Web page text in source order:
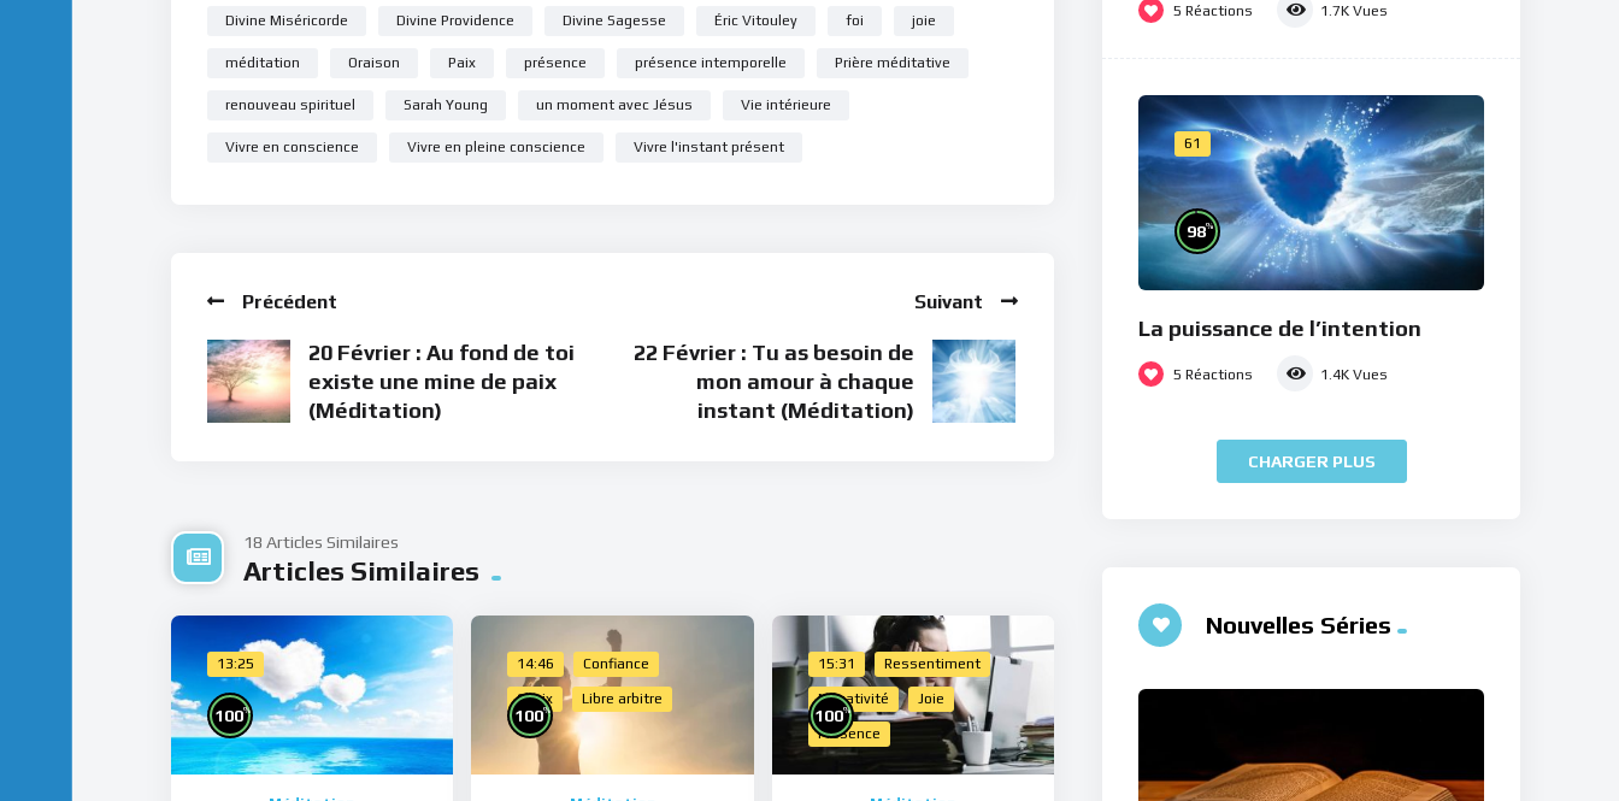
Divine Miséricorde Divine Providence Divine Sagesse Éric Vitouley foi joie
méditation Oraison Paix présence présence intemporelle Prière méditative
renouveau spirituel Sarah Young un moment avec Jésus Vie intérieure
Vivre en conscience Vivre en pleine conscience Vivre l'instant présent
Précédent
20 Février : Au fond de toi
existe une mine de paix
(Méditation)
Suivant
22 Février : Tu as besoin de
mon amour à chaque
instant (Méditation)
18 Articles Similaires
Articles Similaires
13:25
100%
14:46 Confiance
Choix Libre arbitre
100%
15:31 Ressentiment
Négativité Joie
Présence
100%
5 Réactions 1.7K Vues
61
98%
La puissance de l’intention
5 Réactions 1.4K Vues
CHARGER PLUS
Nouvelles Séries